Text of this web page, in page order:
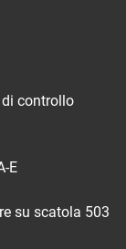
controllo
E
su scatola 503